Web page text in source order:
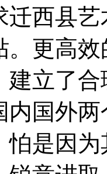
迁西县
。更高
建立了
内国外
怕是因